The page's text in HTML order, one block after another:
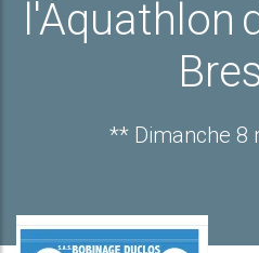
l'Aquathlon
** Dimanche 8